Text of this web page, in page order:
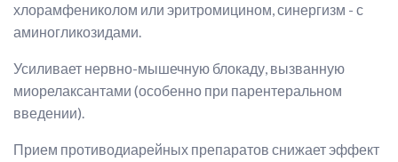
хлорамфениколом или эритромицином, синергизм - с
аминогликозидами.
Усиливает нервно-мышечную блокаду, вызванную
миорелаксантами (особенно при парентеральном
введении).
Прием противодиарейных препаратов снижает эффект